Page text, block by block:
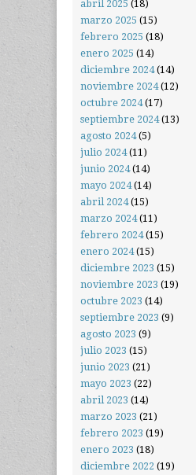
abril 2025 (18)
marzo 2025 (15)
febrero 2025 (18)
enero 2025 (14)
diciembre 2024(14)
noviembre 2024(12)
octubre 2024(17)
septiembre 2024(13)
agosto 2024(5)
julio 2024(11)
junio 2024(14)
mayo 2024(14)
abril 2024(15)
marzo 2024(11)
febrero 2024(15)
enero 2024(15)
diciembre 2023 (15)
noviembre 2023 (19)
octubre 2023 (14)
septiembre 2023 (9)
agosto 2023 (9)
julio 2023 (15)
junio 2023 (21)
mayo 2023 (22)
abril 2023 (14)
marzo 2023 (21)
febrero 2023 (19)
enero 2023 (18)
diciembre 2022 (19)